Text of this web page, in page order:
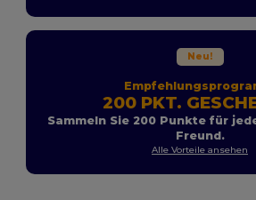
Neu!
200 PKT.
Sammeln Sie 200 Punkte für
Freund.
Alle Vorteile ansehen